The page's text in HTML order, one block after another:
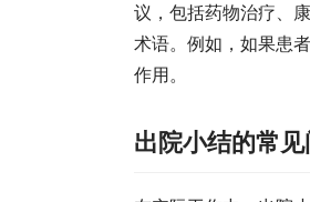
议，包括药物治疗、
术语。例如，如果患
作用。
出院小结的常